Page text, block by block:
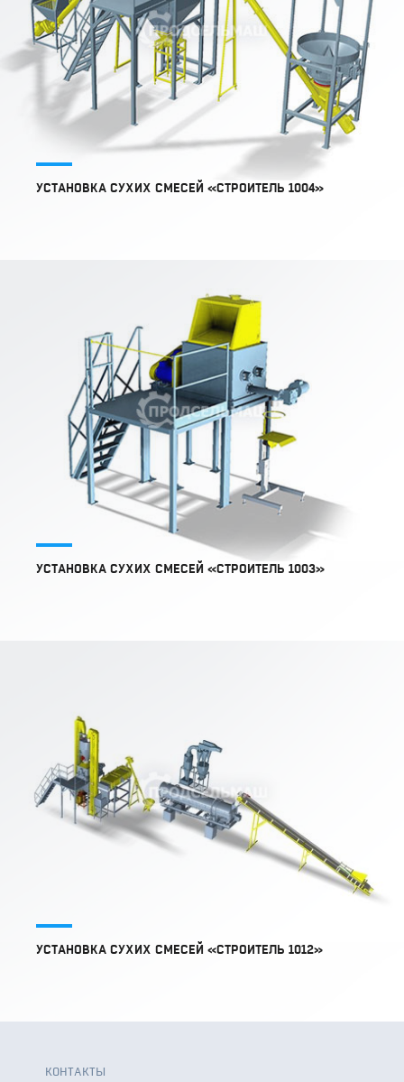
УСТАНОВКА СУХИХ СМЕСЕЙ «СТРОИТЕЛЬ 1004»
УСТАНОВКА СУХИХ СМЕСЕЙ «СТРОИТЕЛЬ 1003»
УСТАНОВКА СУХИХ СМЕСЕЙ «СТРОИТЕЛЬ 1012»
КОНТАКТЫ